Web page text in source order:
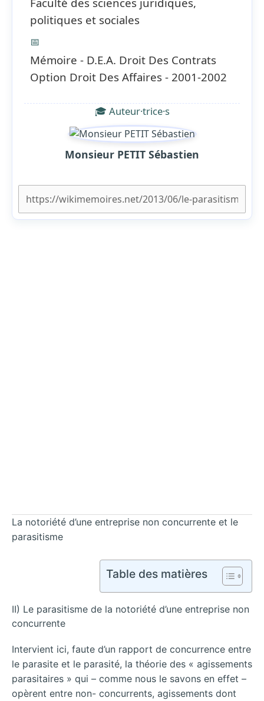
politiques et sociales
📅
Mémoire - D.E.A. Droit Des Contrats
Option Droit Des Affaires - 2001-2002
🎓 Auteur·trice·s
Monsieur PETIT Sébastien
La notoriété d’une entreprise non concurrente et le
parasitisme
Table des matières
II) Le parasitisme de la notoriété d’une entreprise non
concurrente
Intervient ici, faute d’un rapport de concurrence entre
le parasite et le parasité, la théorie des « agissements
parasitaires » qui – comme nous le savons en effet –
opèrent entre non- concurrents, agissements dont